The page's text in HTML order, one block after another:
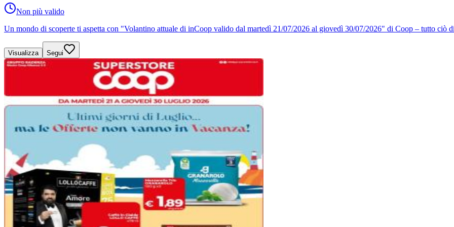
Non più valido
Un mondo di scoperte ti aspetta con "Volantino attuale di inCoop valido dal martedì 21/07/2026 al giovedì 30/07/2026" di Coop – tutto ciò
Visualizza Segui